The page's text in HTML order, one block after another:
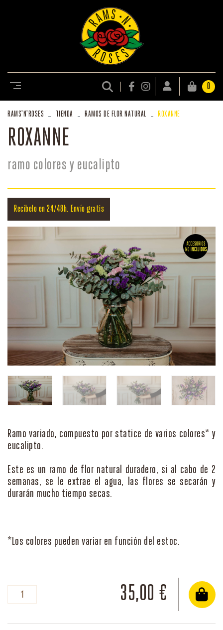
0
RAMS'N' ROSES TIENDA RAMOS DE FLOR NATURAL ROXANNE
ROXANNE
ramo colores y eucalipto
Recíbelo en 24/48h. Envío gratis
Ramo variado, compuesto por statice de varios colores* y
eucalipto.
Este es un ramo de flor natural duradero, si al cabo de 2
semanas, se le extrae el agua, las flores se secarán y
durarán mucho tiempo secas.
35,00 €